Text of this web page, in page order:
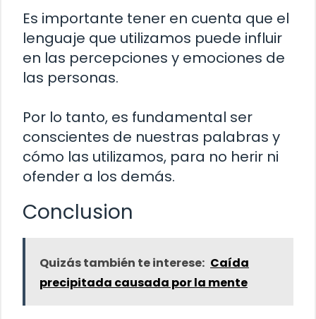
Es importante tener en cuenta que el
lenguaje que utilizamos puede influir
en las percepciones y emociones de
las personas.
Por lo tanto, es fundamental ser
conscientes de nuestras palabras y
cómo las utilizamos, para no herir ni
ofender a los demás.
Conclusion
Quizás también te interese: Caída
precipitada causada por la mente